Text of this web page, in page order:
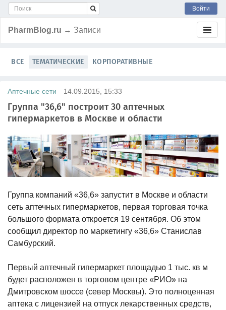
Войти
PharmBlog.ru → Записи
ВСЕ ТЕМАТИЧЕСКИЕ КОРПОРАТИВНЫЕ
Аптечные сети 14.09.2015, 15:33
Группа "36,6" построит 30 аптечных
гипермаркетов в Москве и области
Группа компаний «36,6» запустит в Москве и области
сеть аптечных гипермаркетов, первая торговая точка
большого формата откроется 19 сентября. Об этом
сообщил директор по маркетингу «36,6» Станислав
Самбурский.
Первый аптечный гипермаркет площадью 1 тыс. кв м
будет расположен в торговом центре «РИО» на
Дмитровском шоссе (север Москвы). Это полноценная
аптека с лицензией на отпуск лекарственных средств,